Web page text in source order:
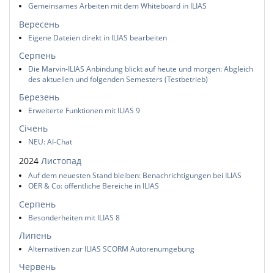
Gemeinsames Arbeiten mit dem Whiteboard in ILIAS
Вересень
Eigene Dateien direkt in ILIAS bearbeiten
Серпень
Die Marvin-ILIAS Anbindung blickt auf heute und morgen: Abgleich
des aktuellen und folgenden Semesters (Testbetrieb)
Березень
Erweiterte Funktionen mit ILIAS 9
Січень
NEU: AI-Chat
2024 Листопад
Auf dem neuesten Stand bleiben: Benachrichtigungen bei ILIAS
OER & Co: öffentliche Bereiche in ILIAS
Серпень
Besonderheiten mit ILIAS 8
Липень
Alternativen zur ILIAS SCORM Autorenumgebung
Червень